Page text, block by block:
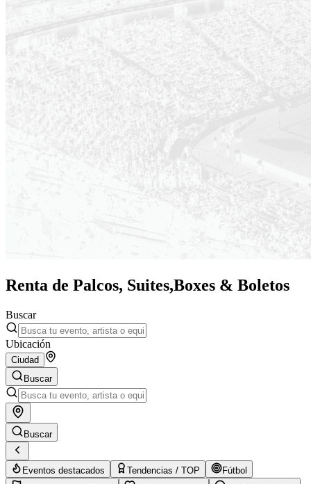
Renta de Palcos, Suites,Boxes & Boletos
Buscar
Ubicación
Ciudad
Buscar
Buscar
Eventos destacados Tendencias / TOP
Fútbol